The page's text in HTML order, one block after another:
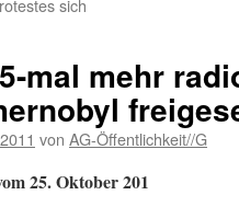
sich
mal mehr
von AG-Öffentlichkeit//G
25. Oktober 201